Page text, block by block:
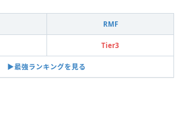
RMF
Tier3
▶︎最強ランキングを見る